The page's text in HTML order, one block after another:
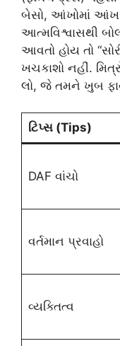
બેસો, આંખોમાં
આત્મવિશ્વાસથી
આવતો હોય તો
ખચકાશો નહીં.
લો, જે તમને ખુબ
ટિપ્સ (Tips)
DAF વાંચો
વર્તમાન પ્રવાહો
વ્યક્તિત્વ